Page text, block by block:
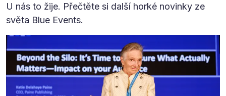
U nás to žije. Přečtěte si další horké novinky ze
světa Blue Events.